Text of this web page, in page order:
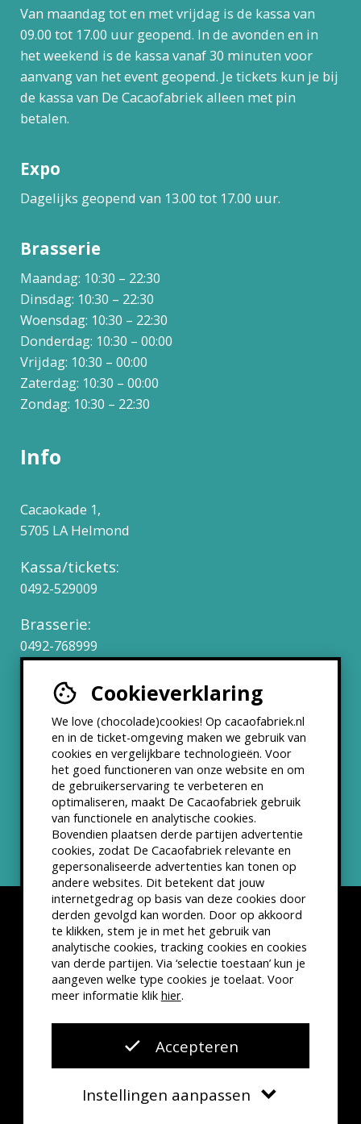
Cookieverklaring
We love (chocolade)cookies! Op cacaofabriek.nl
en in de ticket-omgeving maken we gebruik van
cookies en vergelijkbare technologieën. Voor
het goed functioneren van onze website en om
de gebruikerservaring te verbeteren en
optimaliseren, maakt De Cacaofabriek gebruik
van functionele en analytische cookies.
Bovendien plaatsen derde partijen advertentie
cookies, zodat De Cacaofabriek relevante en
gepersonaliseerde advertenties kan tonen op
andere websites. Dit betekent dat jouw
internetgedrag op basis van deze cookies door
derden gevolgd kan worden. Door op akkoord
te klikken, stem je in met het gebruik van
analytische cookies, tracking cookies en cookies
van derde partijen. Via ‘selectie toestaan’ kun je
aangeven welke type cookies je toelaat. Voor
meer informatie klik hier.
Accepteren
Instellingen aanpassen
Van maandag tot en met vrijdag is de kassa van
09.00 tot 17.00 uur geopend. In de avonden en in
het weekend is de kassa vanaf 30 minuten voor
aanvang van het event geopend. Je tickets kun je bij
de kassa van De Cacaofabriek alleen met pin
betalen.
Expo
Dagelijks geopend van 13.00 tot 17.00 uur.
Brasserie
Maandag: 10:30 – 22:30
Dinsdag: 10:30 – 22:30
Woensdag: 10:30 – 22:30
Donderdag: 10:30 – 00:00
Vrijdag: 10:30 – 00:00
Zaterdag: 10:30 – 00:00
Zondag: 10:30 – 22:30
Info
Cacaokade 1,
5705 LA Helmond
Kassa/tickets:
0492-529009
Brasserie:
0492-768999
Werken bij
Partners & Samenwerkingen
ANBI status
Nieuwsbrief
Disclaimer Privacyverklaring
Kleine lettertjes
VSCD Bezoekersvoorwaarden
Website doorThe Cre8ion.Lab